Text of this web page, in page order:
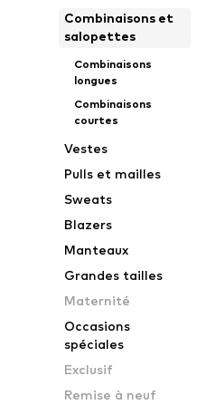
Combinaisons et
salopettes
Combinaisons
longues
Combinaisons
courtes
Vestes
Pulls et mailles
Sweats
Blazers
Manteaux
Grandes tailles
Maternité
Occasions
spéciales
Exclusif
Remise à neuf